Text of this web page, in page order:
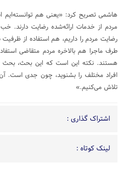
هاشمی تصریح کرد: «یعنی هم توانسته‌ایم
مردم از خدمات ارائه‌شده رضایت
رضایت مردم را داریم، هم استفاده از
طرف ماجرا هم بالاخره مردم متقاضی
هستند. نکته این است که این بحث،
افراد مختلف را بشنوید، چون جدی است.
تلاش می‌کنیم.»
اشتراک گذاری :
لینک کوتاه :